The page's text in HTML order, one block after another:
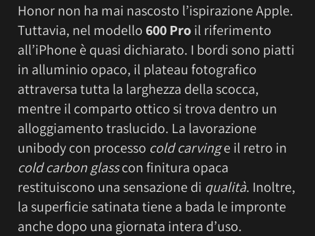
Honor non ha mai nascosto l’ispirazione Apple.
Tuttavia, nel modello600 Proil riferimento
all’iPhone è quasi dichiarato. I bordi sono piatti
in alluminio opaco, il plateau fotografico
attraversa tutta la larghezza della scocca,
mentre il comparto ottico si trova dentro un
alloggiamento traslucido. La lavorazione
unibody con processo cold carvinge il retro in
cold carbon glasscon finitura opaca
restituiscono una sensazione di qualità. Inoltre,
la superficie satinata tiene a bada le impronte
anche dopo una giornata intera d’uso.